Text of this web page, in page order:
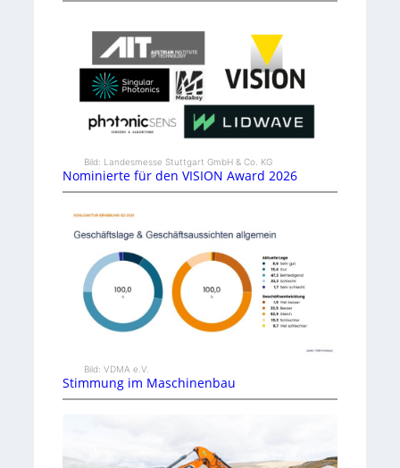
Bild: Landesmesse Stuttgart GmbH & Co. KG
Nominierte für den VISION Award 2026
Bild: VDMA e.V.
Stimmung im Maschinenbau